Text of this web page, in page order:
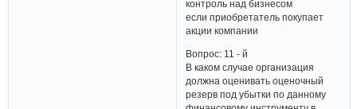
контроль над бизнесом
если приобретатель покупает
акции компании
Вопрос: 11 - й
В каком случае организация
должна оценивать оценочный
резерв под убытки по данному